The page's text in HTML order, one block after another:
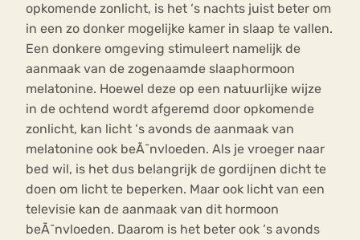
opkomende zonlicht, is het ‘s nachts juist beter om
in een zo donker mogelijke kamer in slaap te vallen.
Een donkere omgeving stimuleert namelijk de
aanmaak van de zogenaamde slaaphormoon
melatonine. Hoewel deze op een natuurlijke wijze
in de ochtend wordt afgeremd door opkomende
zonlicht, kan licht ‘s avonds de aanmaak van
melatonine ook beÃ¯nvloeden. Als je vroeger naar
bed wil, is het dus belangrijk de gordijnen dicht te
doen om licht te beperken. Maar ook licht van een
televisie kan de aanmaak van dit hormoon
beÃ¯nvloeden. Daarom is het beter ook ‘s avonds